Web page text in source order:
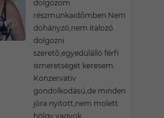
dolgozom
részmunkaidőmben.Nem
dohányzó,nem italozó
dolgozni
szerető,egyedülálló férfi
ismeretségét keresem.
Konzervativ
gondolkodású,de minden
jóra nyitott,nem molett
hölgy vagyok.